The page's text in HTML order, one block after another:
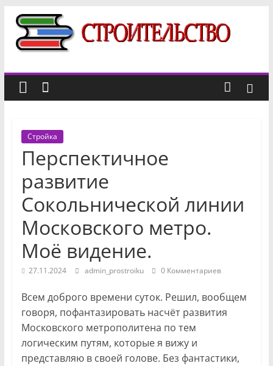
Перейти
содержимому
Строительный
портал
факты
строительстве
Стройка
Перспектичное
развитие
Сокольнической линии
Московского метро.
Моё видение.
27.11.2024 admin_prostroiku 0 Комментариев
Всем доброго времени суток. Решил, вообщем
говоря, пофантазировать насчёт развития
Московского метрополитена по тем
логическим путям, которые я вижу и
представляю в своей голове. Без фантастики,